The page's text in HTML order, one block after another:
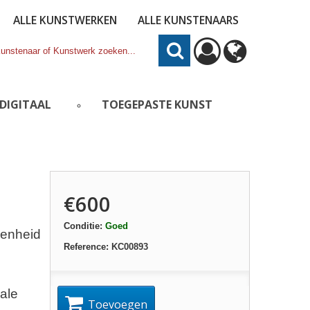
ALLE KUNSTWERKEN ALLE KUNSTENAARS
TOEGEPASTE KUNST
€600
Conditie: Goed
Reference: KC00893
Toevoegen